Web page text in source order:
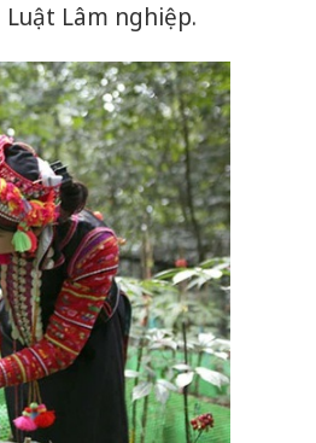
Lâm nghiệp.